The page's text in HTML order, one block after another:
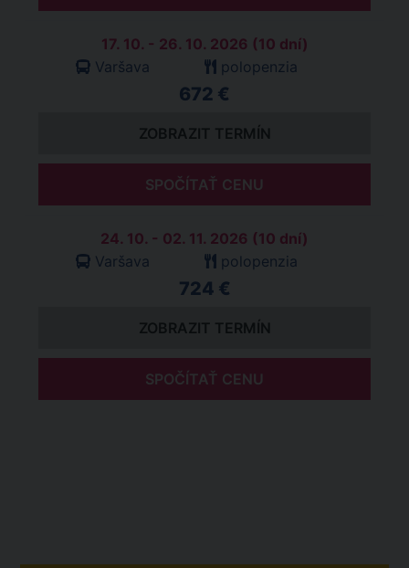
17. 10. - 26. 10. 2026 (10 dní)
Varšava
polopenzia
672 €
ZOBRAZIT TERMÍN
SPOČÍTAŤ CENU
24. 10. - 02. 11. 2026 (10 dní)
Varšava
polopenzia
724 €
ZOBRAZIT TERMÍN
SPOČÍTAŤ CENU